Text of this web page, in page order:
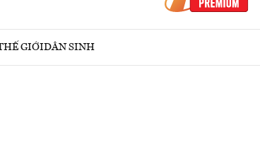
GIỚIDÂN SINH